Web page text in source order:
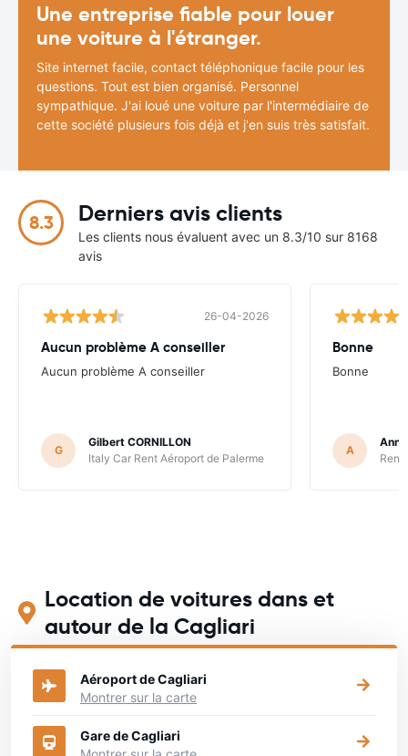
Une entreprise fiable pour louer
une voiture à l'étranger.
Site internet facile, contact téléphonique facile pour les
questions. Tout est bien organisé. Personnel
sympathique. J'ai loué une voiture par l'intermédiaire de
cette société plusieurs fois déjà et j'en suis très satisfait.
8.3 Derniers avis clients
Les clients nous évaluent avec un 8.3/10 sur 8168
avis
26-04-2026
Aucun problème A conseiller
Aucun problème A conseiller
G
Gilbert CORNILLON
Italy Car Rent Aéroport de Palerme
Bonne
Bonne
A
Location de voitures dans et
autour de la Cagliari
Aéroport de Cagliari
Montrer sur la carte
Gare de Cagliari